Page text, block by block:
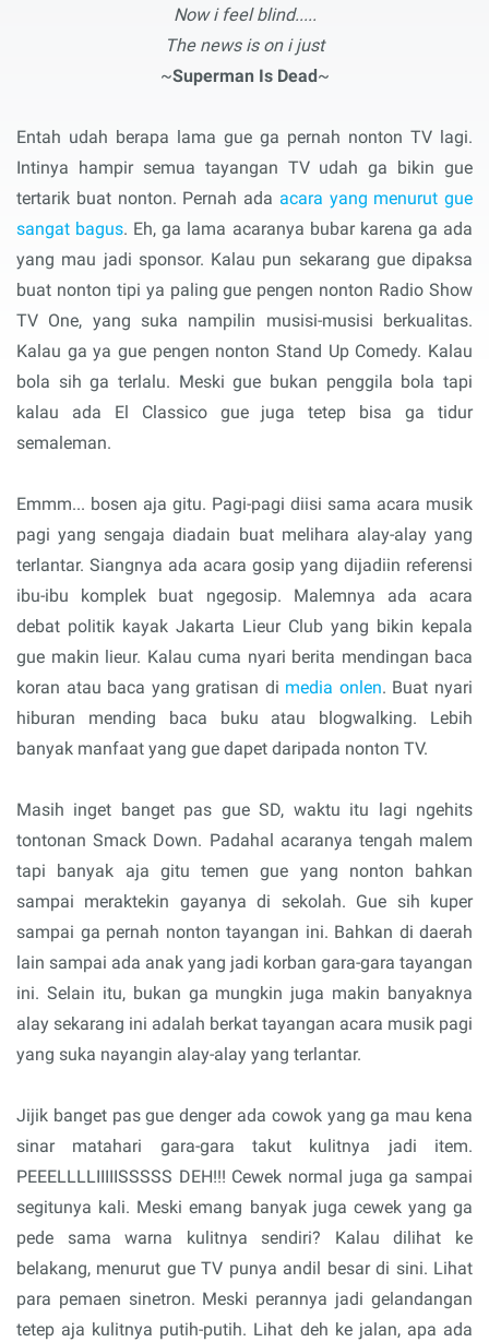
Now i feel blind.....
The news is on i just
~Superman Is Dead~
Entah udah berapa lama gue ga pernah nonton TV lagi.
Intinya hampir semua tayangan TV udah ga bikin gue
tertarik buat nonton. Pernah ada acara yang menurut gue
sangat bagus. Eh, ga lama acaranya bubar karena ga ada
yang mau jadi sponsor. Kalau pun sekarang gue dipaksa
buat nonton tipi ya paling gue pengen nonton Radio Show
TV One, yang suka nampilin musisi-musisi berkualitas.
Kalau ga ya gue pengen nonton Stand Up Comedy. Kalau
bola sih ga terlalu. Meski gue bukan penggila bola tapi
kalau ada El Classico gue juga tetep bisa ga tidur
semaleman.
Emmm... bosen aja gitu. Pagi-pagi diisi sama acara musik
pagi yang sengaja diadain buat melihara alay-alay yang
terlantar. Siangnya ada acara gosip yang dijadiin referensi
ibu-ibu komplek buat ngegosip. Malemnya ada acara
debat politik kayak Jakarta Lieur Club yang bikin kepala
gue makin lieur. Kalau cuma nyari berita mendingan baca
koran atau baca yang gratisan di media onlen. Buat nyari
hiburan mending baca buku atau blogwalking. Lebih
banyak manfaat yang gue dapet daripada nonton TV.
Masih inget banget pas gue SD, waktu itu lagi ngehits
tontonan Smack Down. Padahal acaranya tengah malem
tapi banyak aja gitu temen gue yang nonton bahkan
sampai meraktekin gayanya di sekolah. Gue sih kuper
sampai ga pernah nonton tayangan ini. Bahkan di daerah
lain sampai ada anak yang jadi korban gara-gara tayangan
ini. Selain itu, bukan ga mungkin juga makin banyaknya
alay sekarang ini adalah berkat tayangan acara musik pagi
yang suka nayangin alay-alay yang terlantar.
Jijik banget pas gue denger ada cowok yang ga mau kena
sinar matahari gara-gara takut kulitnya jadi item.
PEEELLLLIIIIISSSSS DEH!!! Cewek normal juga ga sampai
segitunya kali. Meski emang banyak juga cewek yang ga
pede sama warna kulitnya sendiri? Kalau dilihat ke
belakang, menurut gue TV punya andil besar di sini. Lihat
para pemaen sinetron. Meski perannya jadi gelandangan
tetep aja kulitnya putih-putih. Lihat deh ke jalan, apa ada